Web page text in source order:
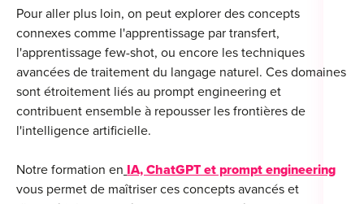
Pour aller plus loin, on peut explorer des concepts
connexes comme l'apprentissage par transfert,
l'apprentissage few-shot, ou encore les techniques
avancées de traitement du langage naturel. Ces domaines
sont étroitement liés au prompt engineering et
contribuent ensemble à repousser les frontières de
l'intelligence artificielle.
Notre formation en IA, ChatGPT et prompt engineering
vous permet de maîtriser ces concepts avancés et